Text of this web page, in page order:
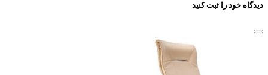
دیدگاه خود را ثبت کنید